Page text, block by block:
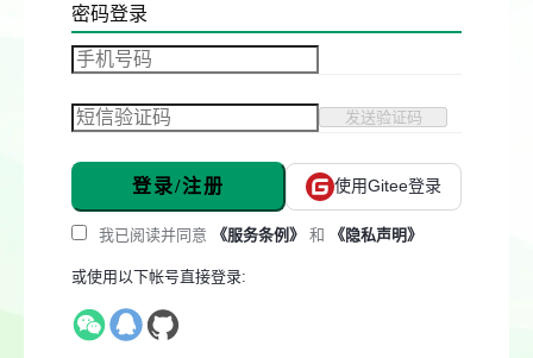
密码登录
发送验证码
登录/注册 使用Gitee登录
我已阅读并同意 《服务条例》 和 《隐私声明》
或使用以下帐号直接登录: